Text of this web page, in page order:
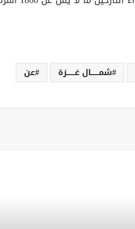
شمـــــال غـــــزة عن